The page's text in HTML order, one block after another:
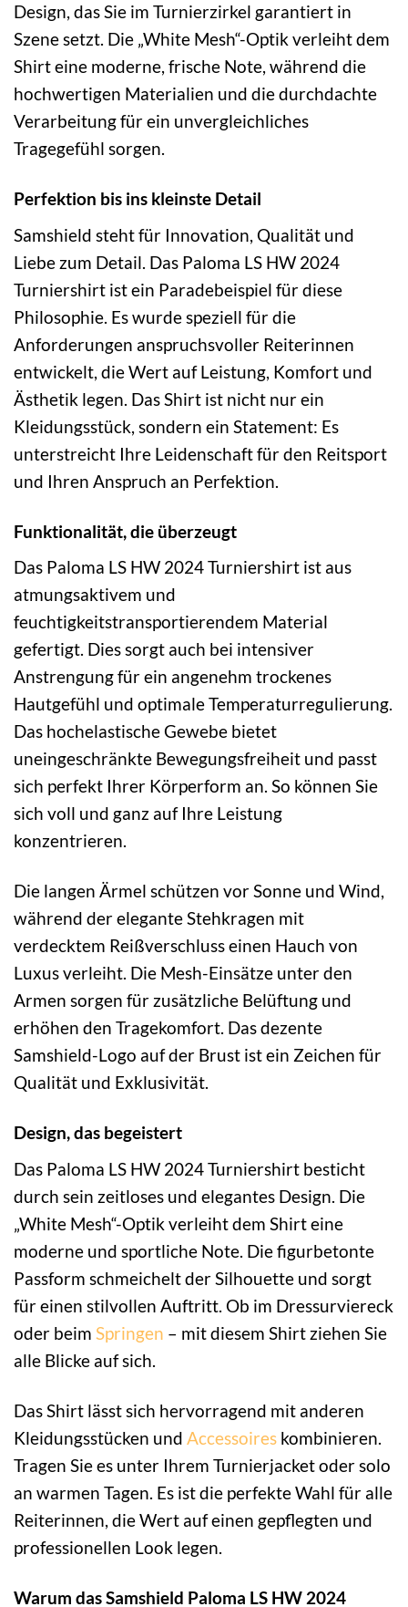
Design, das Sie im Turnierzirkel garantiert in
Szene setzt. Die „White Mesh“-Optik verleiht dem
Shirt eine moderne, frische Note, während die
hochwertigen Materialien und die durchdachte
Verarbeitung für ein unvergleichliches
Tragegefühl sorgen.
Perfektion bis ins kleinste Detail
Samshield steht für Innovation, Qualität und
Liebe zum Detail. Das Paloma LS HW 2024
Turniershirt ist ein Paradebeispiel für diese
Philosophie. Es wurde speziell für die
Anforderungen anspruchsvoller Reiterinnen
entwickelt, die Wert auf Leistung, Komfort und
Ästhetik legen. Das Shirt ist nicht nur ein
Kleidungsstück, sondern ein Statement: Es
unterstreicht Ihre Leidenschaft für den Reitsport
und Ihren Anspruch an Perfektion.
Funktionalität, die überzeugt
Das Paloma LS HW 2024 Turniershirt ist aus
atmungsaktivem und
feuchtigkeitstransportierendem Material
gefertigt. Dies sorgt auch bei intensiver
Anstrengung für ein angenehm trockenes
Hautgefühl und optimale Temperaturregulierung.
Das hochelastische Gewebe bietet
uneingeschränkte Bewegungsfreiheit und passt
sich perfekt Ihrer Körperform an. So können Sie
sich voll und ganz auf Ihre Leistung
konzentrieren.
Die langen Ärmel schützen vor Sonne und Wind,
während der elegante Stehkragen mit
verdecktem Reißverschluss einen Hauch von
Luxus verleiht. Die Mesh-Einsätze unter den
Armen sorgen für zusätzliche Belüftung und
erhöhen den Tragekomfort. Das dezente
Samshield-Logo auf der Brust ist ein Zeichen für
Qualität und Exklusivität.
Design, das begeistert
Das Paloma LS HW 2024 Turniershirt besticht
durch sein zeitloses und elegantes Design. Die
„White Mesh“-Optik verleiht dem Shirt eine
moderne und sportliche Note. Die figurbetonte
Passform schmeichelt der Silhouette und sorgt
für einen stilvollen Auftritt. Ob im Dressurviereck
oder beim Springen – mit diesem Shirt ziehen Sie
alle Blicke auf sich.
Das Shirt lässt sich hervorragend mit anderen
Kleidungsstücken und Accessoires kombinieren.
Tragen Sie es unter Ihrem Turnierjacket oder solo
an warmen Tagen. Es ist die perfekte Wahl für alle
Reiterinnen, die Wert auf einen gepflegten und
professionellen Look legen.
Warum das Samshield Paloma LS HW 2024